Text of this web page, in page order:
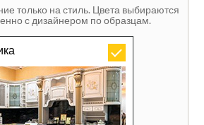
только на стиль. Цвета выбираются
с дизайнером по образцам.